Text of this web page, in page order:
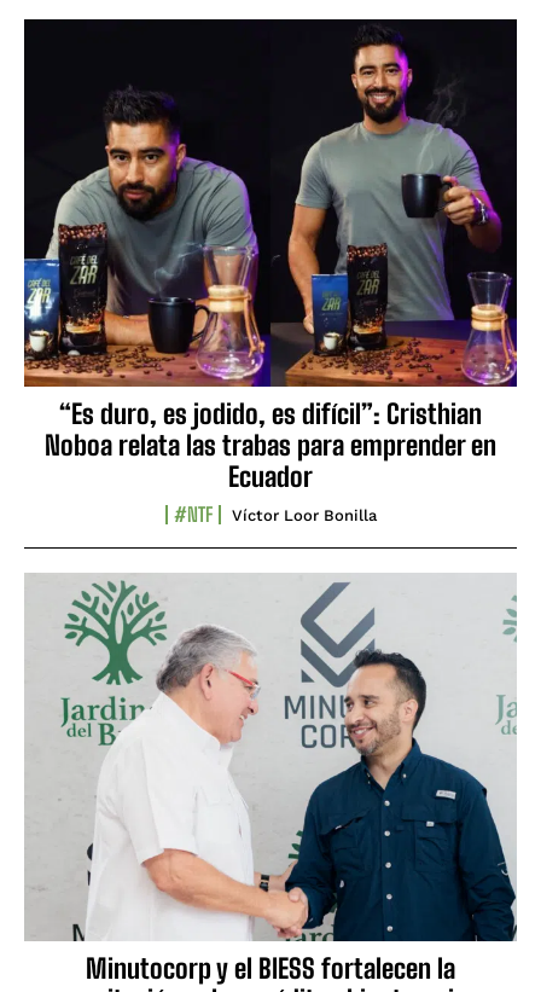
“Es duro, es jodido, es difícil”: Cristhian
Noboa relata las trabas para emprender en
Ecuador
#NTF Víctor Loor Bonilla
Minutocorp y el BIESS fortalecen la